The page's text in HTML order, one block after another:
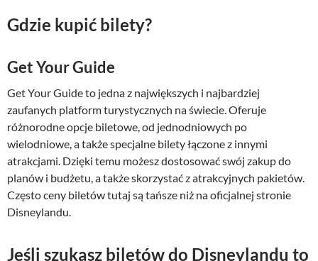
n
a
c
e
n
a
w
o
a
c
e
n
a
w
y
s
Gdzie kupić bilety?
Get Your Guide
Get Your Guide to jedna z największych i najbardziej
zaufanych platform turystycznych na świecie. Oferuje
różnorodne opcje biletowe, od jednodniowych po
wielodniowe, a także specjalne bilety łączone z innymi
atrakcjami. Dzięki temu możesz dostosować swój zakup do
planów i budżetu, a także skorzystać z atrakcyjnych pakietów.
Często ceny biletów tutaj są tańsze niż na oficjalnej stronie
Disneylandu.
Jeśli szukasz biletów do Disneylandu to